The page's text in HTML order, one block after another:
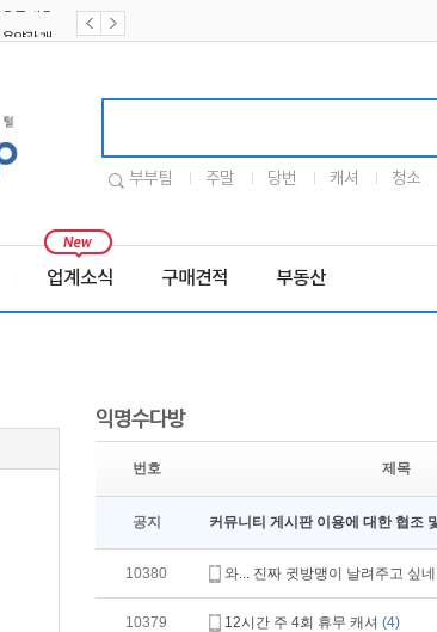
부부팀 주말 당번 캐셔 청소
업계소식 구매견적 부동산
익명수다방
번호 제목
공지 커뮤니티 게시판 이용에 대한 협조
10380 와... 진짜 귓방맹이 날려주고 싶
10379 12시간 주 4회 휴무 캐셔 (4)